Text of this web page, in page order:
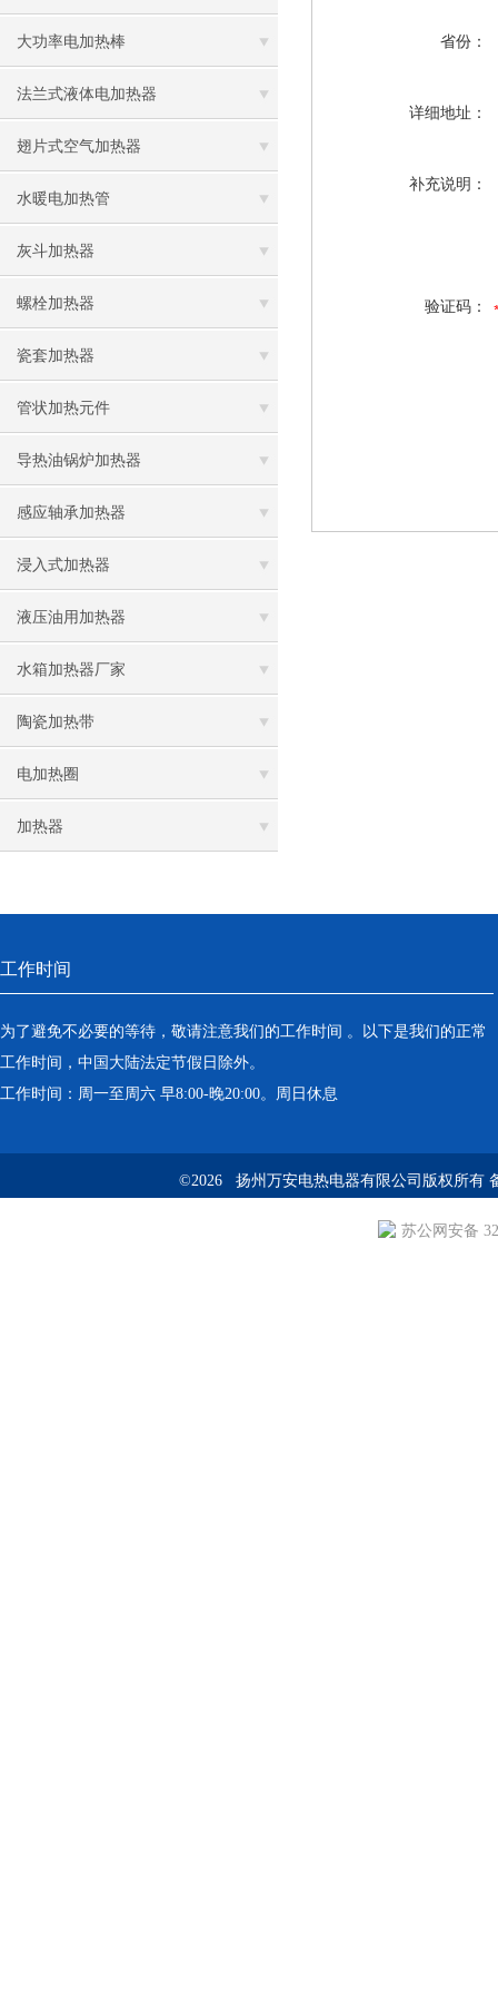
大功率电加热棒
法兰式液体电加热器
翅片式空气加热器
水暖电加热管
灰斗加热器
螺栓加热器
瓷套加热器
管状加热元件
导热油锅炉加热器
感应轴承加热器
浸入式加热器
液压油用加热器
水箱加热器厂家
陶瓷加热带
电加热圈
加热器
省份：
详细地址：
补充说明：
验证码：
工作时间
为了避免不必要的等待，敬请注意我们的工作时间 。以下是我们的正常
工作时间，中国大陆法定节假日除外。
工作时间：周一至周六 早8:00-晚20:00。周日休息
©2026 扬州万安电热电器有限公司版权所有
苏公网安备